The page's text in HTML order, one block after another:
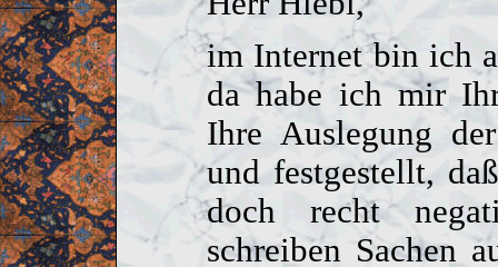
im Internet bin ich
da habe ich mir
Ihre Auslegung
und festgestellt,
doch recht
schreiben Sachen